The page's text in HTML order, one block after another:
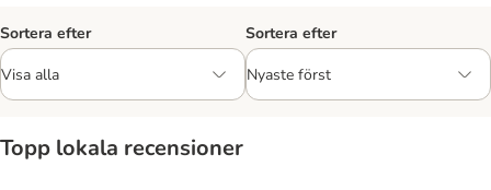
Sortera efter Sortera efter
Topp lokala recensioner